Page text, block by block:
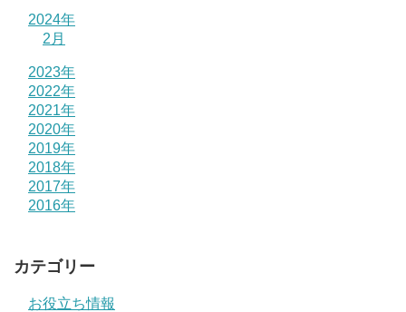
2024年
2月
2023年
2022年
2021年
2020年
2019年
2018年
2017年
2016年
カテゴリー
お役立ち情報